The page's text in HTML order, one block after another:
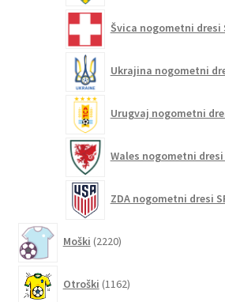
Švica nogometni dresi
Ukrajina nogometni
Urugvaj nogometni
Wales nogometni dresi
ZDA nogometni dresi
Moški 2220izdelkov
Otroški 1162izdelkov